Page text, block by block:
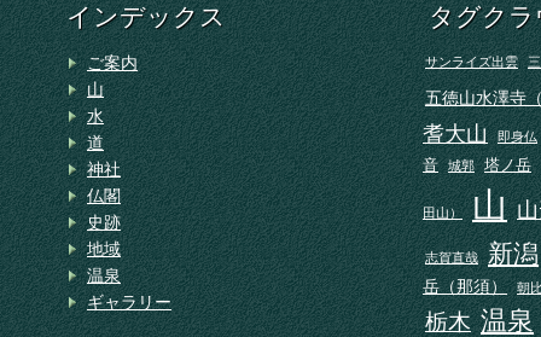
インデックス
ご案内
山
水
道
神社
仏閣
史跡
地域
温泉
ギャラリー
タグクラ
サンライズ出雲
五徳山水澤寺
耆大山 即身仏
音 城郭 塔ノ岳
田山） 山
志賀直哉 新潟
岳（那須） 朝
栃木 温泉